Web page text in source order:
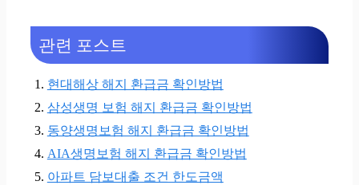
관련 포스트
현대해상 해지 환급금 확인방법
삼성생명 보험 해지 환급금 확인방법
동양생명보험 해지 환급금 확인방법
AIA생명보험 해지 환급금 확인방법
아파트 담보대출 조건 한도금액